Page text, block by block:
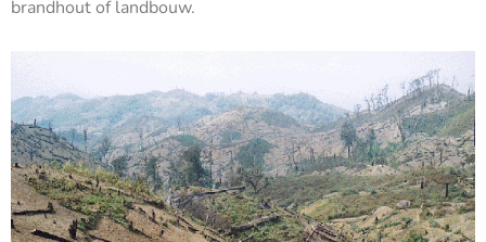
brandhout of landbouw.